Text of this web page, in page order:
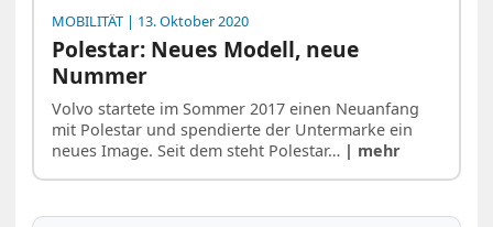
MOBILITÄT | 13. Oktober 2020
Polestar: Neues Modell, neue
Nummer
Volvo startete im Sommer 2017 einen Neuanfang
mit Polestar und spendierte der Untermarke ein
neues Image. Seit dem steht Polestar… | mehr